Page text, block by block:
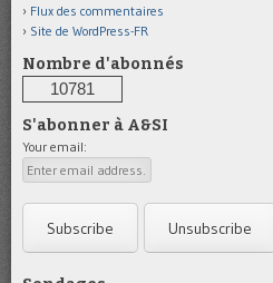
Flux des commentaires
Site de WordPress-FR
Nombre d'abonnés
10781
S'abonner à A&SI
Your email: